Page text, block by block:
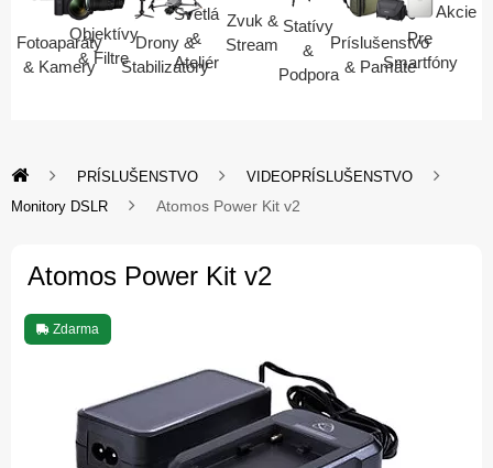
Fotoaparáty
& Kamery
Objektívy
& Filtre
Drony &
Stabilizátory
Svetlá
&
Ateliér
Zvuk &
Stream
Statívy
&
Podpora
Príslušenstvo
& Pamäte
Pre
Smartfóny
Akcie
PRÍSLUŠENSTVO
VIDEOPRÍSLUŠENSTVO
Monitory DSLR
Atomos Power Kit v2
Atomos Power Kit v2
Zdarma